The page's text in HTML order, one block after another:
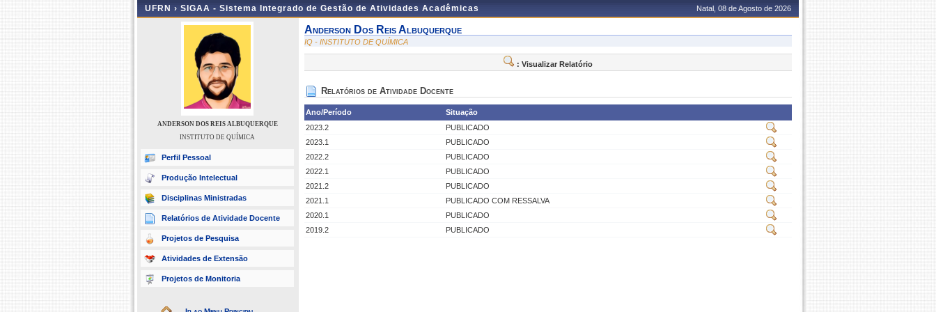
UFRN › SIGAA - Sistema Integrado de Gestão de Atividades Acadêmicas Natal, 08 de Agosto de 2026
ANDERSON DOS REIS ALBUQUERQUE
INSTITUTO DE QUÍMICA
Perfil Pessoal
Produção Intelectual
Disciplinas Ministradas
Relatórios de Atividade Docente
Projetos de Pesquisa
Atividades de Extensão
Projetos de Monitoria
Anderson Dos Reis Albuquerque
IQ - INSTITUTO DE QUÍMICA
: Visualizar Relatório
Relatórios de Atividade Docente
Ano/Período
Situação
2023.2
PUBLICADO
2023.1
PUBLICADO
2022.2
PUBLICADO
2022.1
PUBLICADO
2021.2
PUBLICADO
2021.1
PUBLICADO COM RESSALVA
2020.1
PUBLICADO
2019.2
PUBLICADO